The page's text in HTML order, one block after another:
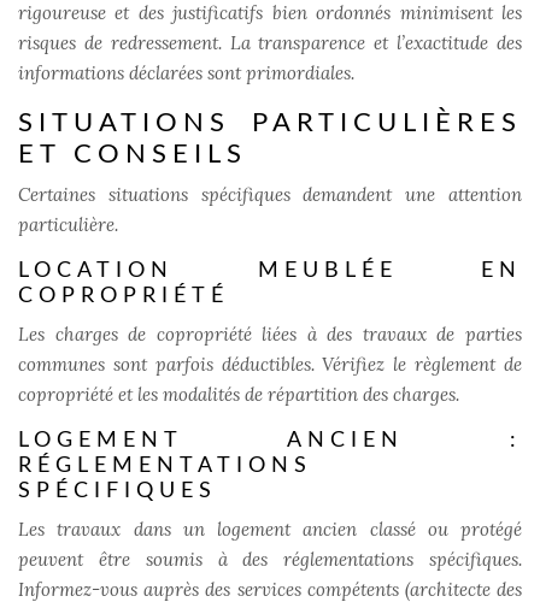
rigoureuse et des justificatifs bien ordonnés minimisent les
risques de redressement. La transparence et l’exactitude des
informations déclarées sont primordiales.
SITUATIONS PARTICULIÈRES
ET CONSEILS
Certaines situations spécifiques demandent une attention
particulière.
LOCATION MEUBLÉE EN
COPROPRIÉTÉ
Les charges de copropriété liées à des travaux de parties
communes sont parfois déductibles. Vérifiez le règlement de
copropriété et les modalités de répartition des charges.
LOGEMENT ANCIEN :
RÉGLEMENTATIONS
SPÉCIFIQUES
Les travaux dans un logement ancien classé ou protégé
peuvent être soumis à des réglementations spécifiques.
Informez-vous auprès des services compétents (architecte des